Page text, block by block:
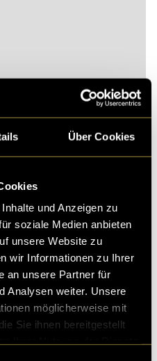
Über Cookies
und Anzeigen zu
soziale Medien anbieten
unsere Website zu
wir Informationen zu Ihrer
an unsere Partner für
Analysen weiter. Unsere
möglicherweise mit
Sie ihnen bereitgestellt
MarketingCookies um